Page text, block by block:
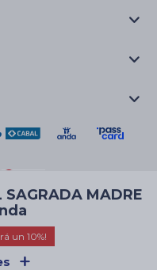
SAGRADA MADRE
10